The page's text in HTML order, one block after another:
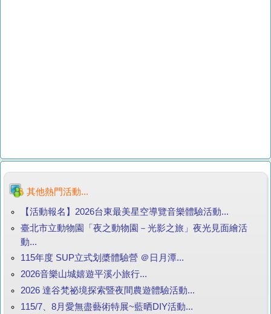
其他熱門活動...
【活動報名】2026台東最美星空導覽音樂體驗活動...
臺北市立動物園「夜之動物園－光影之旅」夜光見面繪活
動...
115年度 SUP立式划槳體驗營 ＠日月潭...
2026音樂山城嬉遊平溪小旅行...
2026 達谷梵祕境探索暨夜間農遊體驗活動...
115/7、8月愛無盡藝術特展~藍晒DIY活動...